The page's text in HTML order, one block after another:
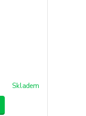
Skladem